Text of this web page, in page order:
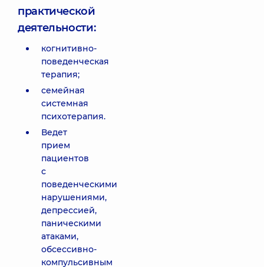
практической
деятельности:
когнитивно-
поведенческая
терапия;
семейная
системная
психотерапия.
Ведет
прием
пациентов
с
поведенческими
нарушениями,
депрессией,
паническими
атаками,
обсессивно-
компульсивным